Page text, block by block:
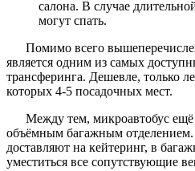
салона. В случае
могут спать.
Помимо всего
является одним из самых
трансферинга. Дешевле, только
которых 4-5 посадочных мест.
Между тем, микроавтобус
объёмным багажным отделением.
доставляют на кейтеринг, в
уместиться все сопутствующие